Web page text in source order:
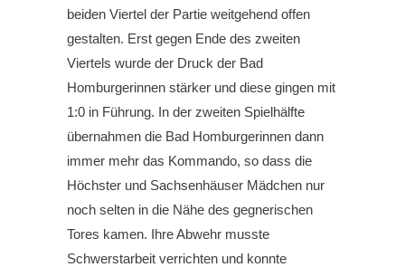
beiden Viertel der Partie weitgehend offen
gestalten. Erst gegen Ende des zweiten
Viertels wurde der Druck der Bad
Homburgerinnen stärker und diese gingen mit
1:0 in Führung. In der zweiten Spielhälfte
übernahmen die Bad Homburgerinnen dann
immer mehr das Kommando, so dass die
Höchster und Sachsenhäuser Mädchen nur
noch selten in die Nähe des gegnerischen
Tores kamen. Ihre Abwehr musste
Schwerstarbeit verrichten und konnte